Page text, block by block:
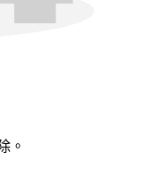
。